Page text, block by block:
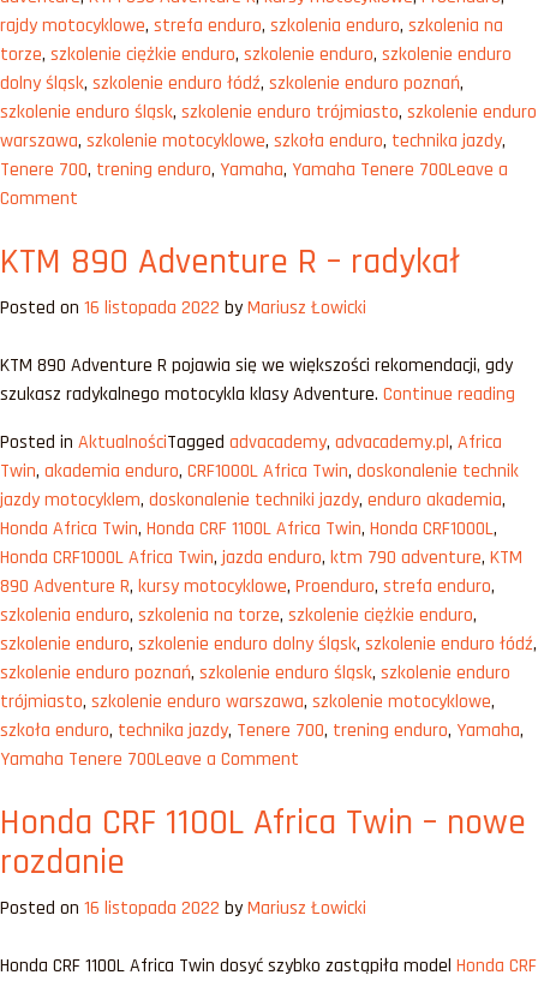
chodzi?”
rajdy motocyklowe, strefa enduro, szkolenia enduro, szkolenia na
torze, szkolenie ciężkie enduro, szkolenie enduro, szkolenie enduro
dolny śląsk, szkolenie enduro łódź, szkolenie enduro poznań,
szkolenie enduro śląsk, szkolenie enduro trójmiasto, szkolenie enduro
warszawa, szkolenie motocyklowe, szkoła enduro, technika jazdy,
Tenere 700, trening enduro, Yamaha, Yamaha Tenere 700Leave a
Comment
motocyklowe
o
w
nich
chodzi?
KTM 890 Adventure R – radykał
Posted on 16 listopada 2022 byMariusz Łowicki
KTM 890 Adventure R pojawia się we większości rekomendacji, gdy
szukasz radykalnego motocykla klasy Adventure. Continue reading
R
Posted in AktualnościTagged advacademy, advacademy.pl, Africa
Twin, akademia enduro, CRF1000L Africa Twin, doskonalenie technik
jazdy motocyklem, doskonalenie techniki jazdy, enduro akademia,
Honda Africa Twin, Honda CRF 1100L Africa Twin, Honda CRF1000L,
Honda CRF1000L Africa Twin,jazda enduro, ktm 790 adventure, KTM
890 Adventure R, kursy motocyklowe, Proenduro, strefa enduro,
szkolenia enduro, szkolenia na torze, szkolenie ciężkie enduro,
szkolenie enduro, szkolenie enduro dolny śląsk, szkolenie enduro łódź,
szkolenie enduro poznań, szkolenie enduro śląsk, szkolenie enduro
trójmiasto, szkolenie enduro warszawa, szkolenie motocyklowe,
szkoła enduro, technika jazdy, Tenere 700, trening enduro, Yamaha,
Yamaha Tenere 700Leave a Comment
890
–
Honda CRF 1100L Africa Twin – nowe
rozdanie
Posted on 16 listopada 2022 byMariusz Łowicki
Honda CRF 1100L Africa Twin dosyć szybko zastąpiła model Honda CRF